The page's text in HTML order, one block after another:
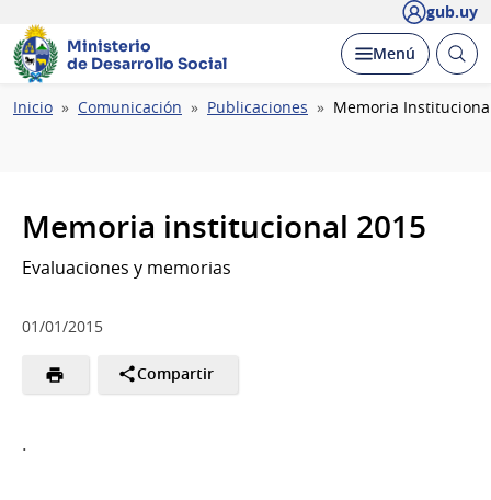
gub.uy
Ministerio
de Desarrollo Social
Desplegar
Menú Abrir
Ruta
Inicio Comunicación Publicaciones Memoria
Memoria institucional 2015
Evaluaciones y memorias
01/01/2015
Compartir
.